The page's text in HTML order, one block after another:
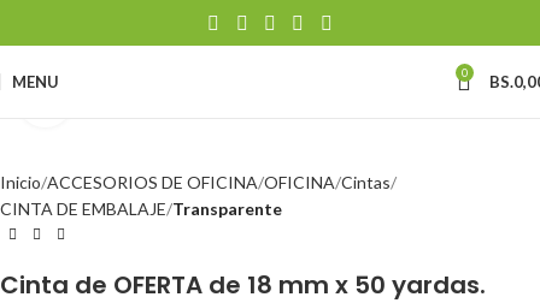
MENU 0 BS.
Inicio ACCESORIOS DE OFICINA OFICINA Cintas
CINTA DE EMBALAJE Transparente
Cinta de OFERTA de 18 mm x 50 yardas.